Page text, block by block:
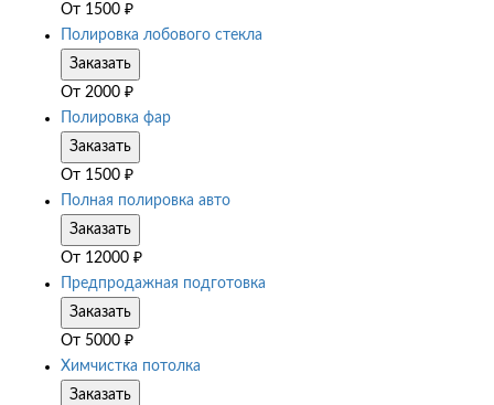
От 1500 ₽
Полировка лобового стекла
Заказать
От 2000 ₽
Полировка фар
Заказать
От 1500 ₽
Полная полировка авто
Заказать
От 12000 ₽
Предпродажная подготовка
Заказать
От 5000 ₽
Химчистка потолка
Заказать